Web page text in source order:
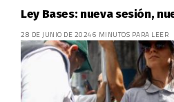
Ley Bases: nueva sesión,
28 DE JUNIO DE 20246 MINUTOS PARA LEER